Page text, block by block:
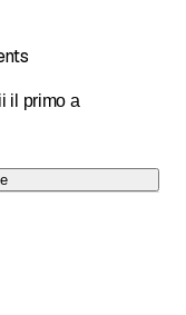
il primo a